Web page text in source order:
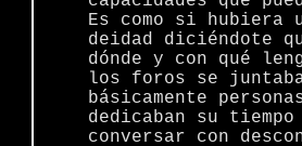
Es como si hubiera
deidad diciéndote
dónde y con qué
los foros se
básicamente
dedicaban su
conversar con